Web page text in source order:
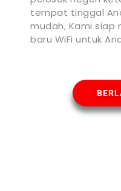
tempat tinggal
mudah, Kami siap
baru WiFi untuk